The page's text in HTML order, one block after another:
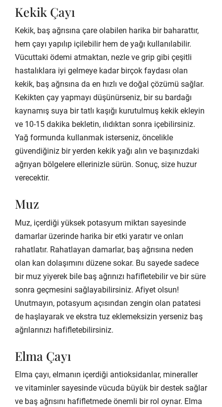
Kekik Çayı
Kekik, baş ağrısına çare olabilen harika bir baharattır,
hem çayı yapılıp içilebilir hem de yağı kullanılabilir.
Vücuttaki ödemi atmaktan, nezle ve grip gibi çeşitli
hastalıklara iyi gelmeye kadar birçok faydası olan
kekik, baş ağrısına da en hızlı ve doğal çözümü sağlar.
Kekikten çay yapmayı düşünürseniz, bir su bardağı
kaynamış suya bir tatlı kaşığı kurutulmuş kekik ekleyin
ve 10-15 dakika bekletin, ılıdıktan sonra içebilirsiniz.
Yağ formunda kullanmak isterseniz, öncelikle
güvendiğiniz bir yerden kekik yağı alın ve başınızdaki
ağrıyan bölgelere ellerinizle sürün. Sonuç, size huzur
verecektir.
Muz
Muz, içerdiği yüksek potasyum miktarı sayesinde
damarlar üzerinde harika bir etki yaratır ve onları
rahatlatır. Rahatlayan damarlar, baş ağrısına neden
olan kan dolaşımını düzene sokar. Bu sayede sadece
bir muz yiyerek bile baş ağrınızı hafifletebilir ve bir süre
sonra geçmesini sağlayabilirsiniz. Afiyet olsun!
Unutmayın, potasyum açısından zengin olan patatesi
de haşlayarak ve ekstra tuz eklemeksizin yerseniz baş
ağrılarınızı hafifletebilirsiniz.
Elma Çayı
Elma çayı, elmanın içerdiği antioksidanlar, mineraller
ve vitaminler sayesinde vücuda büyük bir destek sağlar
ve baş ağrısını hafifletmede önemli bir rol oynar. Elma